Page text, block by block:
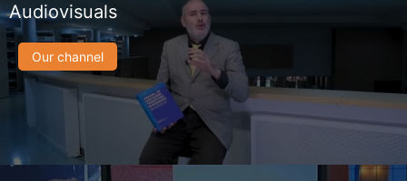
Audiovisuals
Our channel